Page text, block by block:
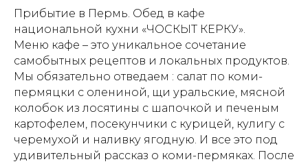
Прибытие в Пермь. Обед в кафе
национальной кухни «ЧОСКЫТ КЕРКУ».
Меню кафе – это уникальное сочетание
самобытных рецептов и локальных продуктов.
Мы обязательно отведаем : салат по коми-
пермяцки с олениной, щи уральские, мясной
колобок из лосятины с шапочкой и печеным
картофелем, посекунчики с курицей, кулигу с
черемухой и наливку ягодную. И все это под
удивительный рассказ о коми-пермяках. После